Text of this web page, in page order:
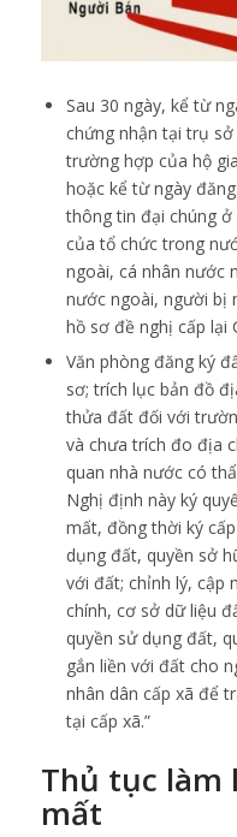
Sau 30 ngày, kể từ
chứng nhận tại trụ
trường hợp của hộ
hoặc kể từ ngày
thông tin đại chúng
của tổ chức trong
ngoài, cá nhân nước
nước ngoài, người bị
hồ sơ đề nghị cấp lại
Văn phòng đăng ký
sơ; trích lục bản đồ
thửa đất đối với
và chưa trích đo địa
quan nhà nước có
Nghị định này ký
mất, đồng thời ký
dụng đất, quyền sở
với đất; chỉnh lý, cập
chính, cơ sở dữ liệu
quyền sử dụng đất,
gắn liền với đất cho
nhân dân cấp xã để
tại cấp xã.”
Thủ tục làm
mất